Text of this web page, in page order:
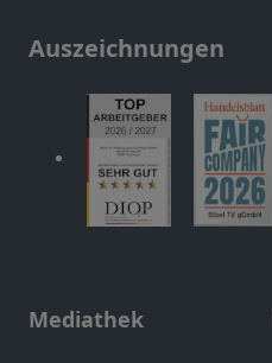
Auszeichnungen
Mediathek